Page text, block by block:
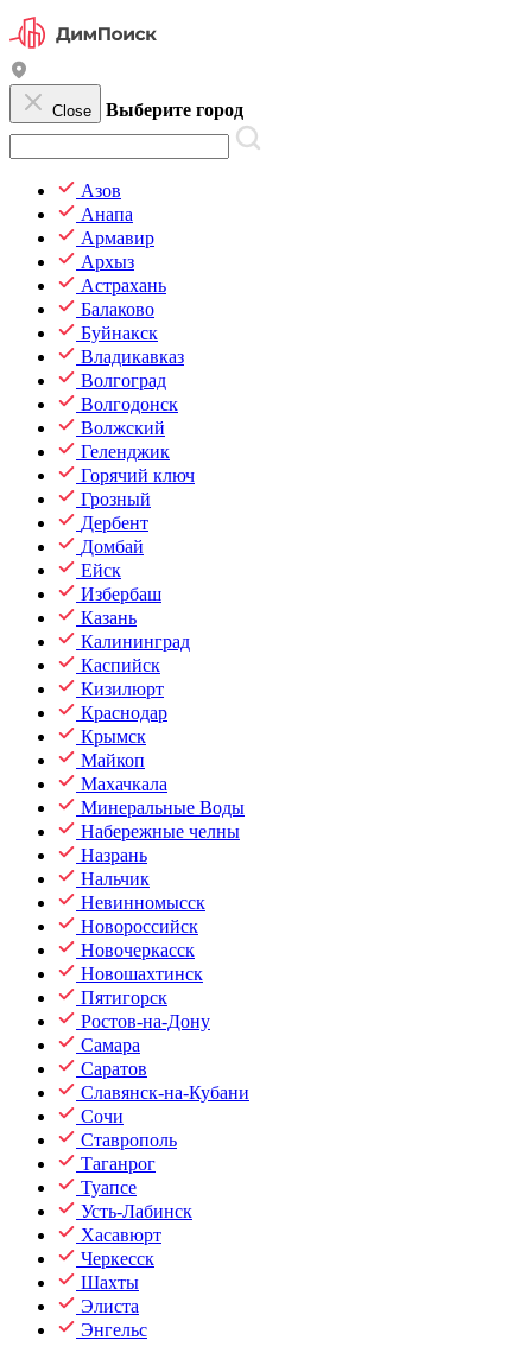
Close Выберите город
Азов
Анапа
Армавир
Архыз
Астрахань
Балаково
Буйнакск
Владикавказ
Волгоград
Волгодонск
Волжский
Геленджик
Горячий ключ
Грозный
Дербент
Домбай
Ейск
Избербаш
Казань
Калининград
Каспийск
Кизилюрт
Краснодар
Крымск
Майкоп
Махачкала
Минеральные Воды
Набережные челны
Назрань
Нальчик
Невинномысск
Новороссийск
Новочеркасск
Новошахтинск
Пятигорск
Ростов-на-Дону
Самара
Саратов
Славянск-на-Кубани
Сочи
Ставрополь
Таганрог
Туапсе
Усть-Лабинск
Хасавюрт
Черкесск
Шахты
Элиста
Энгельс